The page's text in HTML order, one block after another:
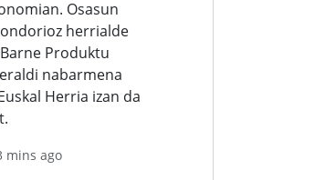
Osasun
herrialde
Produktu
nabarmena
Herria izan da
mins ago